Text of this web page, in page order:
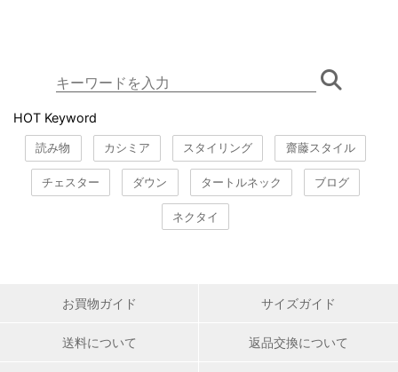
HOT Keyword
読み物 カシミア スタイリング 齋藤スタイル
チェスター ダウン タートルネック ブログ
ネクタイ
お買物ガイド サイズガイド
送料について 返品交換について